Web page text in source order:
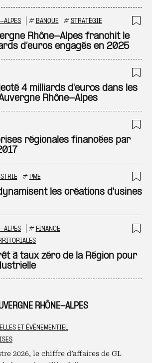
RHÔNE-ALPES
ET ÉVÉNEMENTIEL
2026, le chiffre d’affaires de GL
ALPES # BANQUE # STRATÉGIE
Rhône-Alpes franchit le
d’euros engagés en 2025
4 milliards d'euros dans les
Rhône-Alpes
régionales financées par
# PME
les créations d'usines
ALPES # FINANCE
à taux zéro de la Région pour